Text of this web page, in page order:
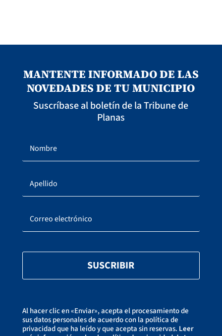
MANTENTE INFORMADO DE LAS
NOVEDADES DE TU MUNICIPIO
Suscríbase al boletín de la Tribune de
Planas
SUSCRIBIR
Al hacer clic en «Enviar», acepta el procesamiento de
sus datos personales de acuerdo con la política de
privacidad que ha leído y que acepta sin reservas. Leer